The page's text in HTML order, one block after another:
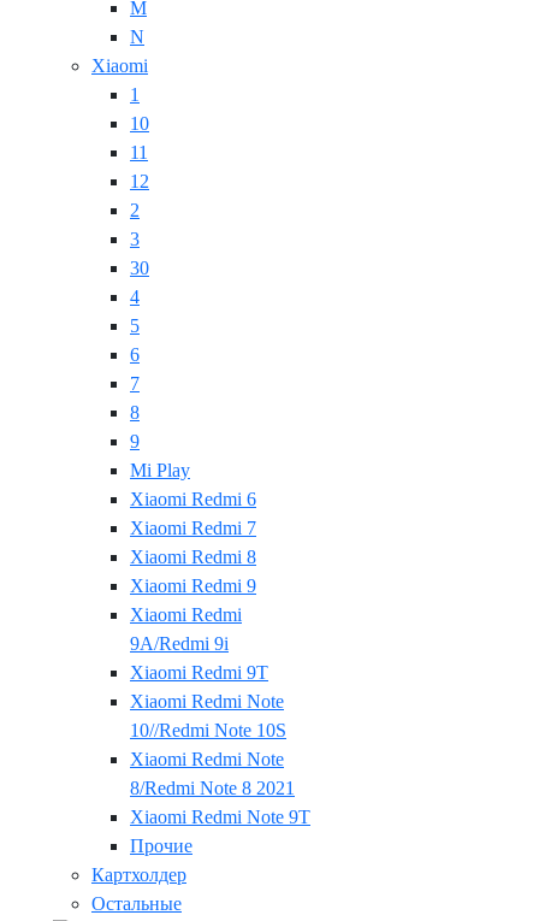
M
N
Xiaomi
1
10
11
12
2
3
30
4
5
6
7
8
9
Mi Play
Xiaomi Redmi 6
Xiaomi Redmi 7
Xiaomi Redmi 8
Xiaomi Redmi 9
Xiaomi Redmi
9A/Redmi 9i
Xiaomi Redmi 9T
Xiaomi Redmi Note
10//Redmi Note 10S
Xiaomi Redmi Note
8/Redmi Note 8 2021
Xiaomi Redmi Note 9T
Прочие
Картхолдер
Остальные